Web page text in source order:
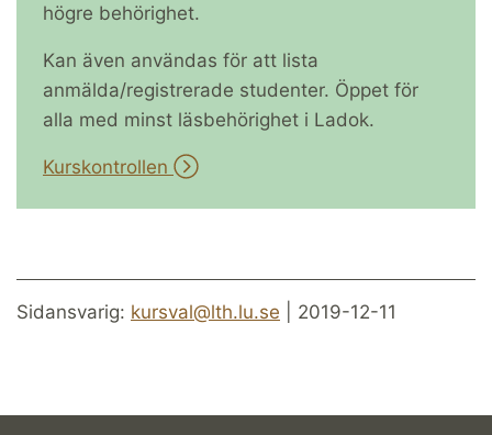
högre behörighet.
Kan även användas för att lista
anmälda/registrerade studenter. Öppet för
alla med minst läsbehörighet i Ladok.
Kurskontrollen
Sidansvarig: kursval@lth.lu.se | 2019-12-11